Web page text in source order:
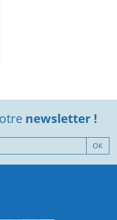
newsletter !
OK